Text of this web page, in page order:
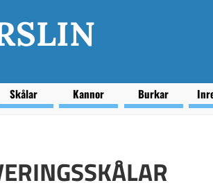
Skålar Kannor Burkar